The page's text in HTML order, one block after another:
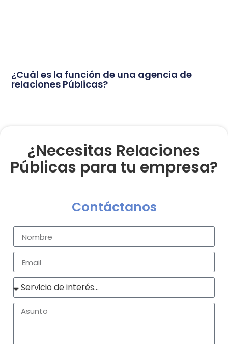
¿Cuál es la función de una agencia de
relaciones Públicas?
¿Necesitas Relaciones
Públicas para tu empresa?
Contáctanos